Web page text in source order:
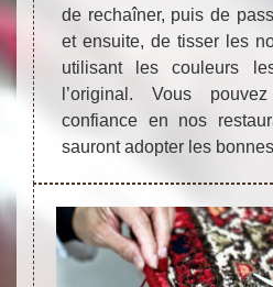
de rechaîner, puis de
et ensuite, de tisser les
utilisant les couleurs
l’original. Vous
confiance en nos
sauront adopter les